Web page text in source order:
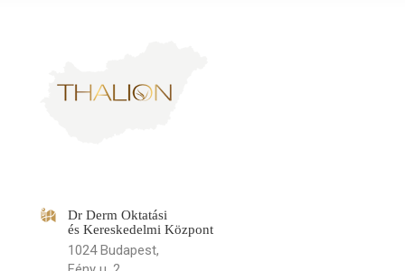
Dr Derm Oktatási
és Kereskedelmi Központ
1024 Budapest,